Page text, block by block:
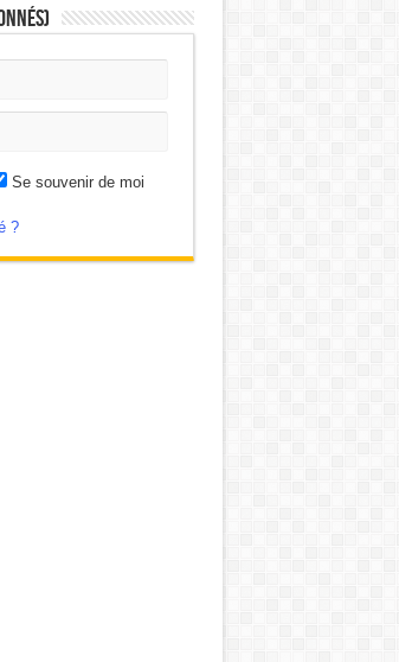
Se souvenir de moi
?